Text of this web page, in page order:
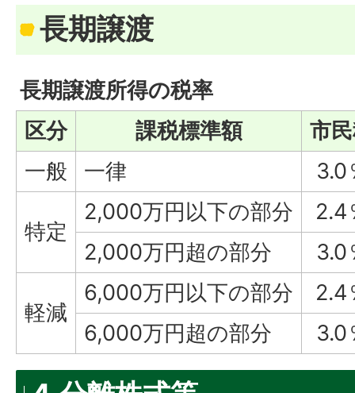
長期譲渡
長期譲渡所得の税率
区分
課税標準額
市
一般
一律 3.0
特定
2,000万円以下の部分
2.4
2,000万円超の部分
3.0
軽減
6,000万円以下の部分
2.4
6,000万円超の部分
3.0